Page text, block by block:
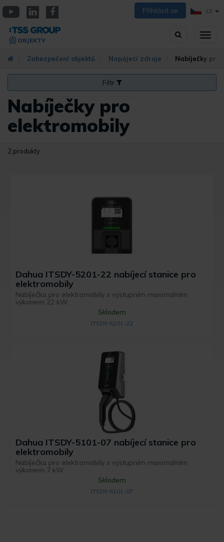
Přejít
k
hlavnímu
obsahu
Přihlásit se CZ
Vyhledávání
OBJEKTY
Zabezpečení objektů Napájecí zdroje Nabíječky pro
Filtr
Nabíječky pro
elektromobily
2 produkty
Dahua ITSDY-5201-22 nabíjecí stanice pro
elektromobily
Nabíječka pro elektromobily s výstupním maximálním
výkonem 22 kW.
Skladem
ITSDY-5201-22
Dahua ITSDY-5101-07 nabíjecí stanice pro
elektromobily
Nabíječka pro elektromobily s výstupním maximálním
výkonem 7 kW.
Skladem
ITSDY-5101-07